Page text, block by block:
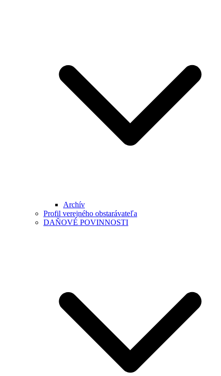
Archív
Profil verejného obstarávateľa
DAŇOVÉ POVINNOSTI